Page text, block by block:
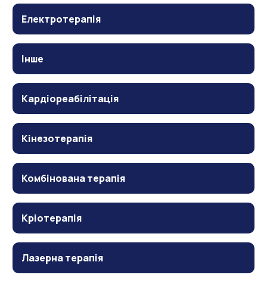
Електротерапія
Інше
Кардіореабілітація
Кінезотерапія
Комбінована терапія
Кріотерапія
Лазерна терапія